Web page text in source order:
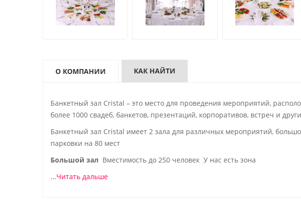
О КОМПАНИИ КАК НАЙТИ
Банкетный зал Cristal – это место для проведения мероприятий,
более 1000 свадеб, банкетов, презентаций, корпоративов, встреч и
Банкетный зал Cristal имеет 2 зала для различных мероприятий,
парковки на 80 мест
Большой зал Вместимость до 250 человек У нас есть зона
...Читать дальше